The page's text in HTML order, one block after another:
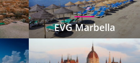
EVG Marbella